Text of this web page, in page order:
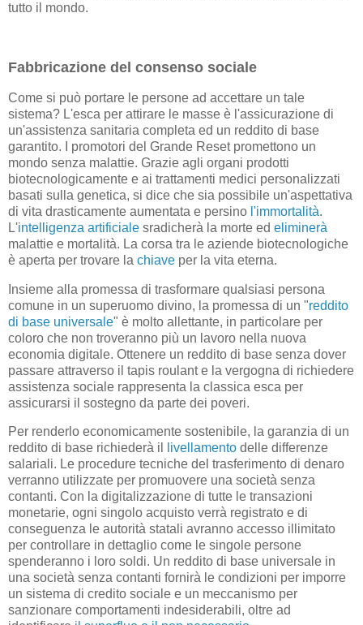
tutto il mondo.
Fabbricazione del consenso sociale
Come si può portare le persone ad accettare un tale
sistema? L'esca per attirare le masse è l'assicurazione di
un'assistenza sanitaria completa ed un reddito di base
garantito. I promotori del Grande Reset promettono un
mondo senza malattie. Grazie agli organi prodotti
biotecnologicamente e ai trattamenti medici personalizzati
basati sulla genetica, si dice che sia possibile un'aspettativa
di vita drasticamente aumentata e persino l'immortalità.
L'intelligenza artificiale sradicherà la morte ed eliminerà
malattie e mortalità. La corsa tra le aziende biotecnologiche
è aperta per trovare la chiave per la vita eterna.
Insieme alla promessa di trasformare qualsiasi persona
comune in un superuomo divino, la promessa di un "reddito
di base universale" è molto allettante, in particolare per
coloro che non troveranno più un lavoro nella nuova
economia digitale. Ottenere un reddito di base senza dover
passare attraverso il tapis roulant e la vergogna di richiedere
assistenza sociale rappresenta la classica esca per
assicurarsi il sostegno da parte dei poveri.
Per renderlo economicamente sostenibile, la garanzia di un
reddito di base richiederà il
livellamento delle differenze
salariali. Le procedure tecniche del trasferimento di denaro
verranno utilizzate per promuovere una società senza
contanti. Con la digitalizzazione di tutte le transazioni
monetarie, ogni singolo acquisto verrà registrato e di
conseguenza le autorità statali avranno accesso illimitato
per controllare in dettaglio come le singole persone
spenderanno i loro soldi. Un reddito di base universale in
una società senza contanti fornirà le condizioni per imporre
un sistema di credito sociale e un meccanismo per
sanzionare comportamenti indesiderabili, oltre ad